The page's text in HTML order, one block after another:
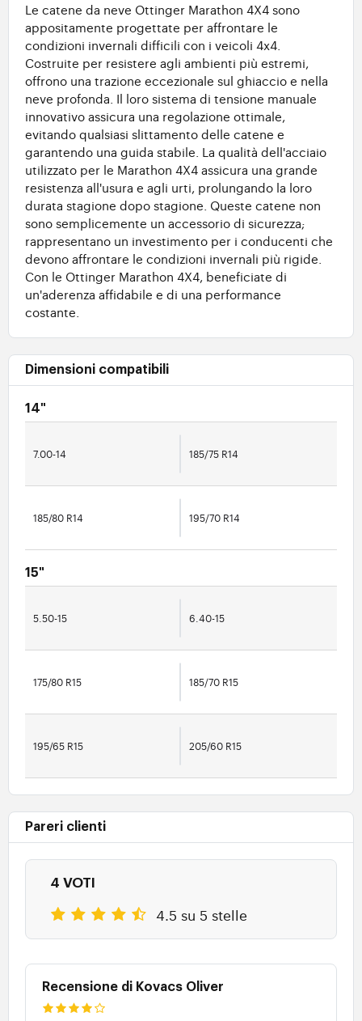
Le catene da neve Ottinger Marathon 4X4 sono
appositamente progettate per affrontare le
condizioni invernali difficili con i veicoli 4x4.
Costruite per resistere agli ambienti più estremi,
offrono una trazione eccezionale sul ghiaccio e nella
neve profonda. Il loro sistema di tensione manuale
innovativo assicura una regolazione ottimale,
evitando qualsiasi slittamento delle catene e
garantendo una guida stabile. La qualità dell'acciaio
utilizzato per le Marathon 4X4 assicura una grande
resistenza all'usura e agli urti, prolungando la loro
durata stagione dopo stagione. Queste catene non
sono semplicemente un accessorio di sicurezza;
rappresentano un investimento per i conducenti che
devono affrontare le condizioni invernali più rigide.
Con le Ottinger Marathon 4X4, beneficiate di
un'aderenza affidabile e di una performance
costante.
Dimensioni compatibili
14"
7.00-14 185/75 R14
185/80 R14 195/70 R14
15"
5.50-15 6.40-15
175/80 R15 185/70 R15
195/65 R15 205/60 R15
Pareri clienti
4 VOTI
4.5 su 5 stelle
Recensione di Kovacs Oliver